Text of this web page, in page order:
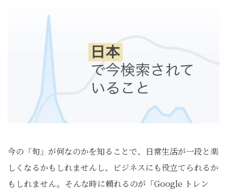
今の「旬」が何なのかを知ることで、日常生活が一段と楽
しくなるかもしれませんし、ビジネスにも役立てられるか
もしれません。そんな時に頼れるのが「Google トレン